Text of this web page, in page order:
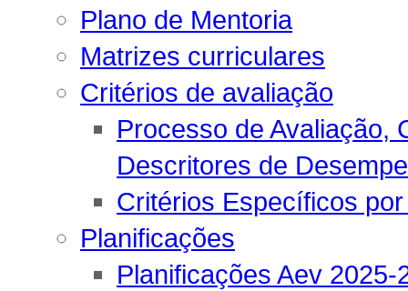
Plano de Mentoria
Matrizes curriculares
Critérios de avaliação
Processo de Avaliação,
Descritores de
Critérios Específicos
Planificações
Planificações Aev 2025-